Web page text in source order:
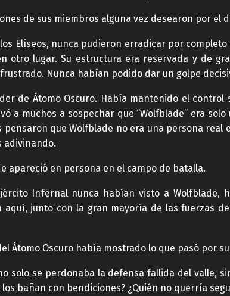
de sus miembros alguna vez desearon por el
Elíseos, nunca pudieron erradicar por
otro lugar. Su estructura era reservada y de
Nunca habían podido dar un golpe
de Átomo Oscuro. Había mantenido el
a muchos a sospechar que “Wolfblade” era
pensaron que Wolfblade no era una persona
adivinando.
apareció en persona en el campo de batalla.
Infernal nunca habían visto a Wolfblade,
aquí, junto con la gran mayoría de las fuerzas
Átomo Oscuro había mostrado lo que pasó por
solo se perdonaba la defensa fallida del valle,
bañan con bendiciones? ¿Quién no querría